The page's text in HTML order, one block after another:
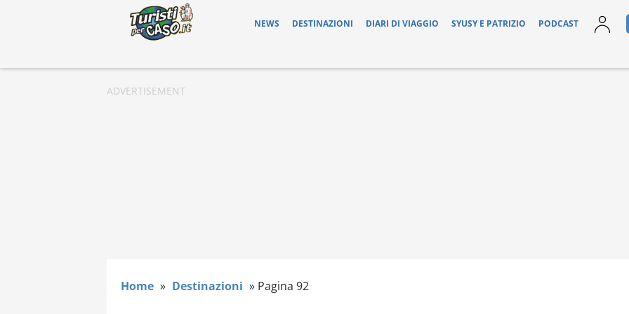
NEWS DESTINAZIONI DIARI DI VIAGGIO SYUSY E PATRIZIO PODCAST
Home » Destinazioni » Pagina 92